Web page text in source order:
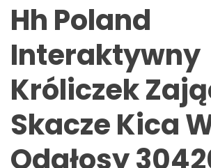
Hh Poland
Interaktywny
Króliczek
Skacze Kica
Odgłosy